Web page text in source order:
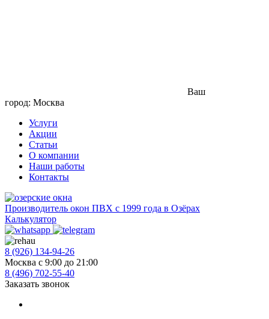
Ваш
город: Москва
Услуги
Акции
Статьи
О компании
Наши работы
Контакты
Производитель окон ПВХ с 1999 года в Озёрах
Калькулятор
8 (926) 134-94-26
Москва с 9:00 до 21:00
8 (496) 702-55-40
Заказать звонок